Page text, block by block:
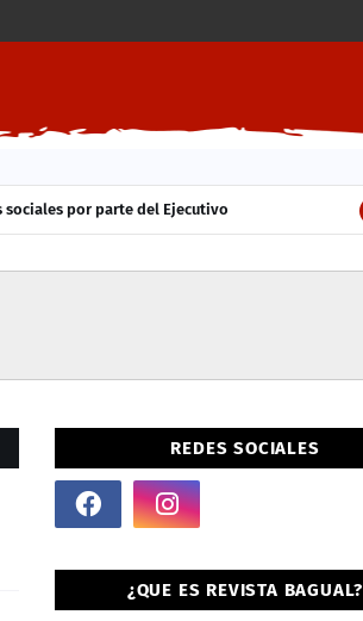
sociales por parte del Ejecutivo
REDES SOCIALES
¿QUE ES REVISTA BAGUAL?